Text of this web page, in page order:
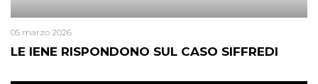
LE IENE RISPONDONO SUL CASO SIFFREDI
05 marzo 2026